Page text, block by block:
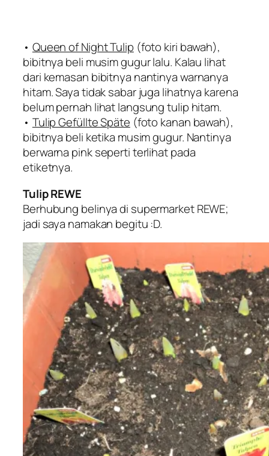
• Queen of Night Tulip (foto kiri bawah),
bibitnya beli musim gugur lalu. Kalau lihat
dari kemasan bibitnya nantinya warnanya
hitam. Saya tidak sabar juga lihatnya karena
belum pernah lihat langsung tulip hitam.
• Tulip Gefüllte Späte (foto kanan bawah),
bibitnya beli ketika musim gugur. Nantinya
berwarna pink seperti terlihat pada
etiketnya.
Tulip REWE
Berhubung belinya di supermarket REWE;
jadi saya namakan begitu :D.